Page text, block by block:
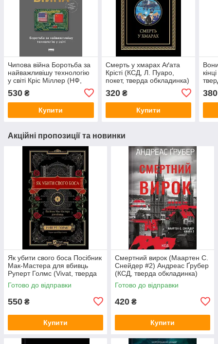
Чипова війна Боротьба за
найважливішу технологію
у світі Кріс Міллер (НФ,
530 ₴
Купити
Смерть у хмарах Аґата
Крісті (КСД, Л. Пуаро,
покет, тверда обкладинка)
320₴
Купити
380
Акційні пропозиції та новинки
Як убити свого боса Посібник
Мак-Мастера для вбивць
Руперт Голмс (Vivat, тверда
обкладинка, чорний зріз)
Готово до відправки
550 ₴
Купити
Смертний вирок (Маартен С.
Снейдер #2) Андреас Ґрубер
(КСД, тверда обкладинка)
Готово до відправки
420 ₴
Купити